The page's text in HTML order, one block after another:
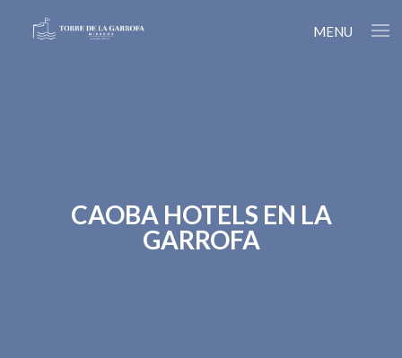
MENU
CAOBA HOTELS EN LA
GARROFA